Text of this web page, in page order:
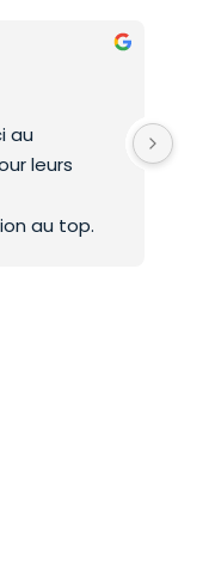
au
leurs
au top.